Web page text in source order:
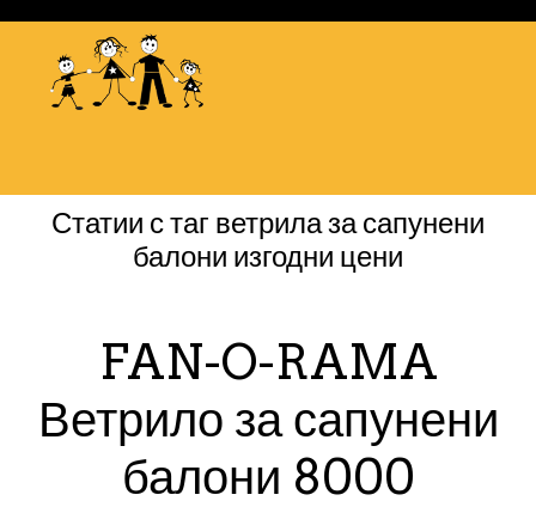
Статии с таг ветрила за сапунени
балони изгодни цени
FAN-O-RAMA
Ветрило за сапунени
балони 8000